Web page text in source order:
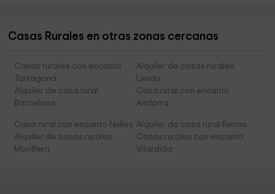
Casas Rurales en otras zonas cercanas
Casas rurales con encanto
Tarragona
Alquiler de casas rurales
Lleida
Alquiler de casa rural
Barcelona
Casa rural con encanto
Andorra
Casa rural con encanto Nulles Alquiler de casa rural Renau
Alquiler de casas rurales
Montferri
Casas rurales con encanto
Vilardida